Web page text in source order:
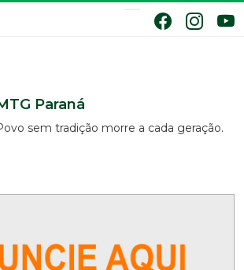
Paraná
sem tradição morre a cada geração.